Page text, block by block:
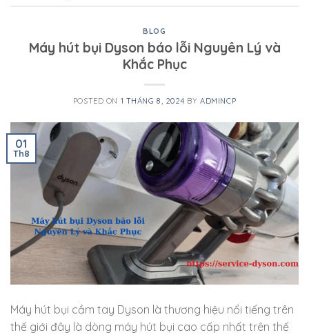
BLOG
Máy hút bụi Dyson báo lỗi Nguyên Lý và
Khắc Phục
POSTED ON 1 THÁNG 8, 2024 BYADMINCP
01
Th8
Máy hút bụi cầm tay Dyson là thương hiệu nổi tiếng trên
thế giới đây là dòng máy hút bụi cao cấp nhất trên thế